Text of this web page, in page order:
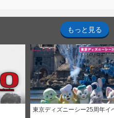
もっと見る
東京ディズニーシー25周年イ